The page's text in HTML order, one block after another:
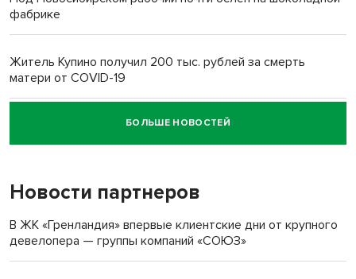
фабрике
Житель Купино получил 200 тыс. рублей за смерть
матери от COVID-19
Новосибирский суд наказал водителя за смерть
пенсионерки на вокзале
«Мы живём на пастбище!»: в новосибирском селе лошади
терроризируют жителей
Инвалид получил условный срок за избиение врачей
БОЛЬШЕ НОВОСТЕЙ
Новости партнеров
В ЖК «Гренландия» впервые клиентские дни от крупного
девелопера — группы компаний «СОЮЗ»